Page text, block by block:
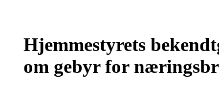
Hjemmestyrets
om gebyr for